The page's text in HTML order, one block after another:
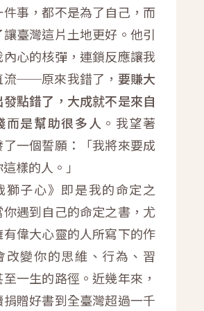
事，都不是為了自己，而
讓臺灣這片土地更好。他引
心的核彈，連鎖反應讓我
流──原來我錯了， 要賺大
點錯了，大成就不是來自
而是幫助很多人 。我望著
一個誓願：「我將來要成
樣的人。」
獅子心》即是我的命定之
你遇到自己的命定之書，尤
有偉大心靈的人所寫下的作
改變你的思維、行為、習
一生的路徑。近幾年來，
捐贈好書到全臺灣超過一千